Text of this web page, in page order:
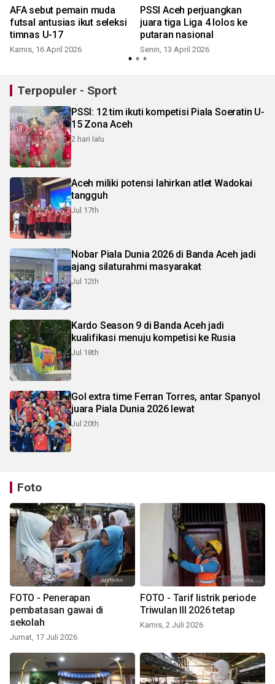
AFA sebut pemain muda
futsal antusias ikut seleksi
timnas U-17
Kamis, 16 April 2026
PSSI Aceh perjuangkan
juara tiga Liga 4 lolos ke
putaran nasional
Senin, 13 April 2026
Terpopuler - Sport
PSSI: 12 tim ikuti kompetisi Piala Soeratin U-
15 Zona Aceh
2 hari lalu
Aceh miliki potensi lahirkan atlet Wadokai
tangguh
Jul 17th
Nobar Piala Dunia 2026 di Banda Aceh jadi
ajang silaturahmi masyarakat
Jul 12th
Kardo Season 9 di Banda Aceh jadi
kualifikasi menuju kompetisi ke Rusia
Jul 18th
Gol extra time Ferran Torres, antar Spanyol
juara Piala Dunia 2026 lewat
Jul 20th
Foto
FOTO - Penerapan
pembatasan gawai di
sekolah
Jumat, 17 Juli 2026
FOTO - Tarif listrik periode
Triwulan III 2026 tetap
Kamis, 2 Juli 2026